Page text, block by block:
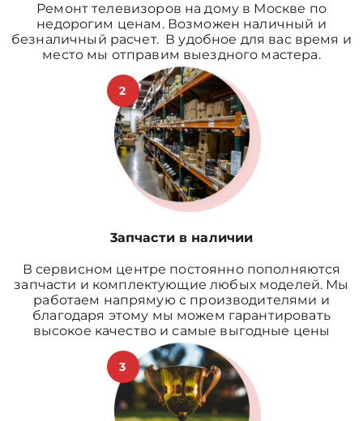
Ремонт телевизоров на дому в Москве по
недорогим ценам. Возможен наличный и
безналичный расчет. В удобное для вас время и
место мы отправим выездного мастера.
2
3апчасти в наличии
В сервисном центре постоянно пополняются
запчасти и комплектующие любых моделей. Мы
работаем напрямую с производителями и
благодаря этому мы можем гарантировать
высокое качество и самые выгодные цены
3